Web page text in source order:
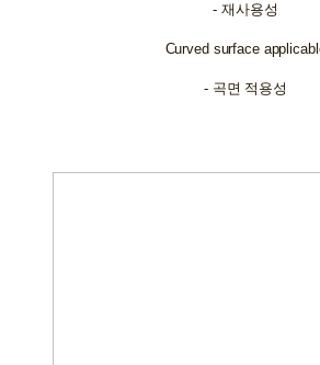
- 재사용성
Curved surface
- 곡면 적용성